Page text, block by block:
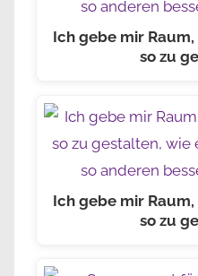
Ich gebe mir
so zu
Ich gebe mir
so zu